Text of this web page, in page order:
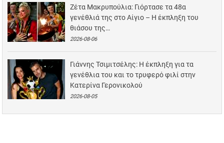
Ζέτα Μακρυπούλια: Γιόρτασε τα 48α
γενέθλιά της στο Αίγιο – Η έκπληξη του
θιάσου της…
2026-08-06
Γιάννης Τσιμιτσέλης: Η έκπληξη για τα
γενέθλια του και το τρυφερό φιλί στην
Κατερίνα Γερονικολού
2026-08-05